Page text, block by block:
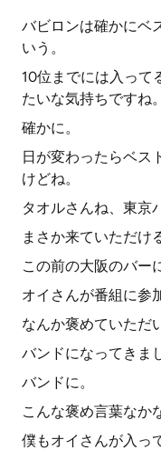
バビロンは確かにベ
いう。
10位までには入って
たいな気持ちですね。
確かに。
日が変わったらベス
けどね。
タオルさんね、東京
まさか来ていただけ
この前の大阪のバー
オイさんが番組に参
なんか褒めていただ
バンドになってきま
バンドに。
こんな褒め言葉なか
僕もオイさんが入っ